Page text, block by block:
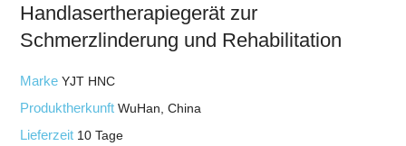
Handlasertherapiegerät zur
Schmerzlinderung und Rehabilitation
MarkeYJT HNC
ProduktherkunftWuHan, China
Lieferzeit 10 Tage